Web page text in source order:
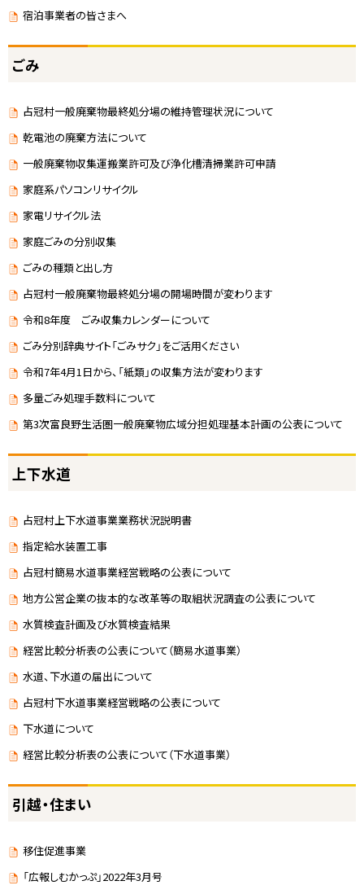
宿泊事業者の皆さまへ
ごみ
占冠村一般廃棄物最終処分場の維持管理状況について
乾電池の廃棄方法について
一般廃棄物収集運搬業許可及び浄化槽清掃業許可申請
家庭系パソコンリサイクル
家電リサイクル法
家庭ごみの分別収集
ごみの種類と出し方
占冠村一般廃棄物最終処分場の開場時間が変わります
令和8年度 ごみ収集カレンダーについて
ごみ分別辞典サイト「ごみサク」をご活用ください
令和7年4月1日から、「紙類」の収集方法が変わります
多量ごみ処理手数料について
第3次富良野生活圏一般廃棄物広域分担処理基本計画の公表について
上下水道
占冠村上下水道事業業務状況説明書
指定給水装置工事
占冠村簡易水道事業経営戦略の公表について
地方公営企業の抜本的な改革等の取組状況調査の公表について
水質検査計画及び水質検査結果
経営比較分析表の公表について（簡易水道事業）
水道、下水道の届出について
占冠村下水道事業経営戦略の公表について
下水道について
経営比較分析表の公表について（下水道事業）
引越・住まい
移住促進事業
「広報しむかっぷ」2022年3月号